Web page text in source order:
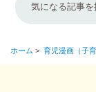
ホーム > 育児漫画（子